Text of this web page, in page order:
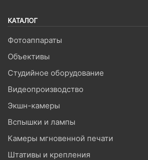
КАТАЛОГ
Фотоаппараты
Объективы
Студийное оборудование
Видеопроизводство
Экшн-камеры
Вспышки и лампы
Камеры мгновенной печати
Штативы и крепления